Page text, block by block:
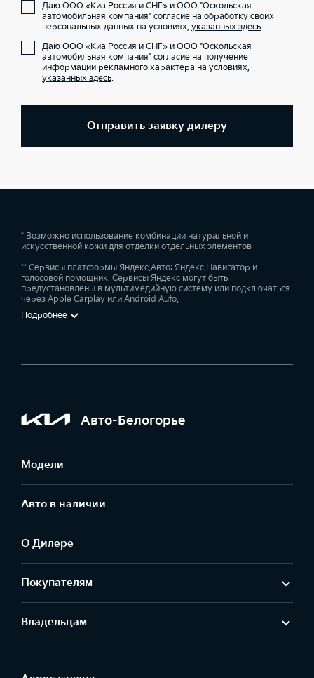
Даю ООО «Киа Россия и СНГ» и ООО "Оскольская
автомобильная компания" согласие на обработку своих
персональных данных на условиях, указанных здесь
Даю ООО «Киа Россия и СНГ» и ООО "Оскольская
автомобильная компания" согласие на получение
информации рекламного характера на условиях,
указанных здесь.
Отправить заявку дилеру
* Возможно использование комбинации натуральной и
искусственной кожи для отделки отдельных элементов
** Сервисы платформы Яндекс.Авто: Яндекс.Навигатор и
голосовой помощник. Сервисы Яндекс могут быть
предустановлены в мультимедийную систему или подключаться
через Apple Carplay или Android Auto.
Подробнее
Авто-Белогорье
Модели
Авто в наличии
О Дилере
Покупателям
Владельцам